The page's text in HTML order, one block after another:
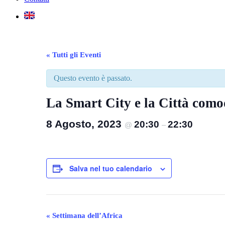
« Tutti gli Eventi
Questo evento è passato.
La Smart City e la Città
8 Agosto, 2023 @ 20:30 – 22:30
Salva nel tuo calendario
Evento
« Settimana dell’Africa